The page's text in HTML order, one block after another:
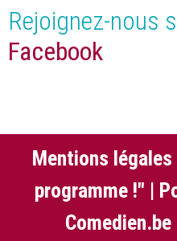
Rejoignez-nous
Facebook
Mentions légales
programme !" |
Comedien.be